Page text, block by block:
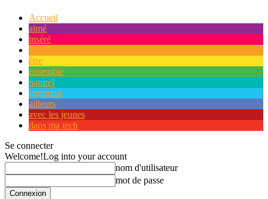
Accueil
aimé
inséré
être
ensemble
naturel
commun
ailleurs
avec les jeunes
dans ma tech
Se connecter
Welcome!Log into your account
nom d'utilisateur
mot de passe